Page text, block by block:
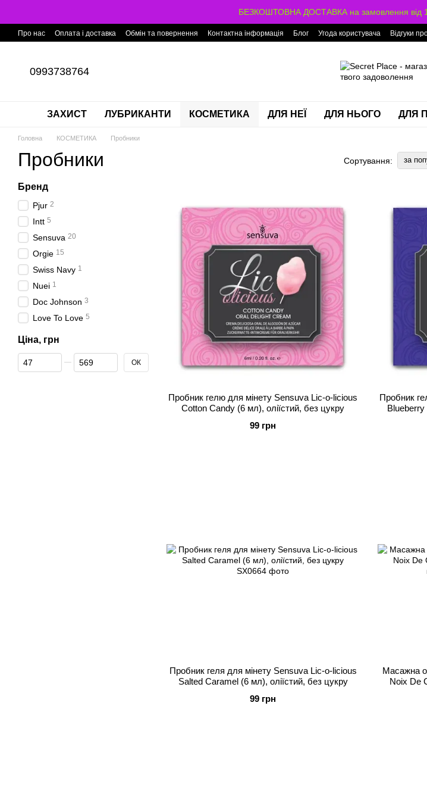
БЕЗКОШТОВНА ДОСТАВКА на замовлення від
Про нас Оплата і доставка Обмін та повернення Контактна інформація Блог Угода користувача Відгуки
0993738764
ЗАХИСТ ЛУБРИКАНТИ КОСМЕТИКА ДЛЯ НЕЇ ДЛЯ НЬОГО ДЛЯ
Головна КОСМЕТИКА Пробники
Пробники Сортування: за
Пробник гелю для мінету Sensuva Lic-o-licious
Cotton Candy (6 мл), оліїстий, без цукру
99 грн
Пробник
Blueberry
Пробник геля для мінету Sensuva Lic-o-licious
Salted Caramel (6 мл), оліїстий, без цукру
99 грн
Масажна
Noix De
Бренд
Pjur 2
Intt 5
Sensuva 20
Orgie 15
Swiss Navy 1
Nuei 1
Doc Johnson 3
Love To Love 5
Ціна, грн
Від Ціна, грн
До Ціна, грн ОК